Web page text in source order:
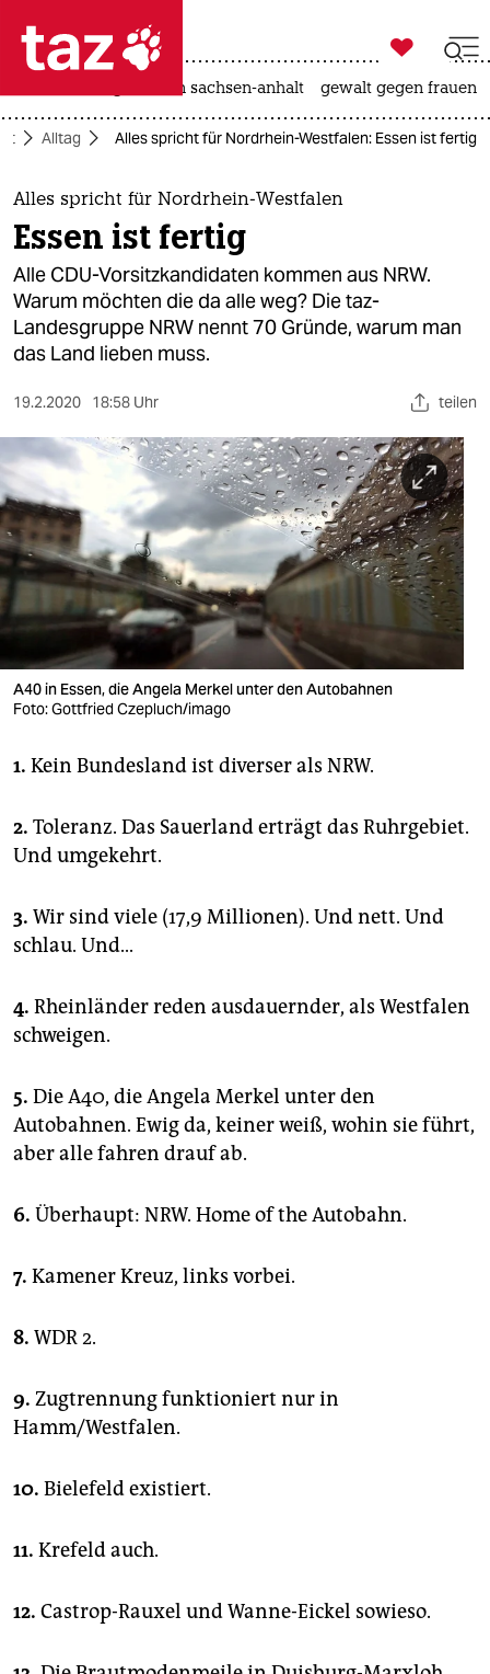
 taz zahl ich
taz zahl ich
themen
politik
öko
gesellschaft
kultur
sport
berlin
nord
wahrheit
verlag
verlag
shop
unterstützen
genossenschaft

taz zahl ich
landtagswahl in sachsen-anhalt gewalt gegen frauen
Alltag Alles spricht für Nordrhein-Westfalen: Essen ist fertig
Alles spricht für Nordrhein-Westfalen
Essen ist fertig
Alle CDU-Vorsitzkandidaten kommen aus NRW.
Warum möchten die da alle weg? Die taz-
Landesgruppe NRW nennt 70 Gründe, warum man
das Land lieben muss.
19.2.2020 18:58 Uhr teilen
A40 in Essen, die Angela Merkel unter den Autobahnen
Foto: Gottfried Czepluch/imago
1. Kein Bundesland ist diverser als NRW.
2. Toleranz. Das Sauerland erträgt das Ruhrgebiet.
Und umgekehrt.
3. Wir sind viele (17,9 Millionen). Und nett. Und
schlau. Und...
4. Rheinländer reden ausdauernder, als Westfalen
schweigen.
5. Die A40, die Angela Merkel unter den
Autobahnen. Ewig da, keiner weiß, wohin sie führt,
aber alle fahren drauf ab.
6. Überhaupt: NRW. Home of the Autobahn.
7. Kamener Kreuz, links vorbei.
8. WDR 2.
9. Zugtrennung funktioniert nur in
Hamm/Westfalen.
10. Bielefeld existiert.
11. Krefeld auch.
12. Castrop-Rauxel und Wanne-Eickel sowieso.